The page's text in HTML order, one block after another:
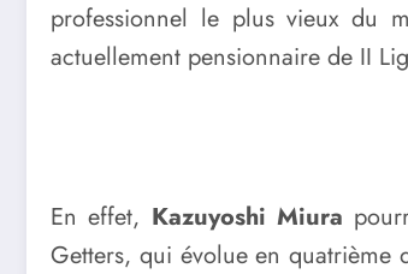
professionnel le plus vieux du
actuellement pensionnaire de II
En effet, Kazuyoshi Miura
Getters, qui évolue en quatrième